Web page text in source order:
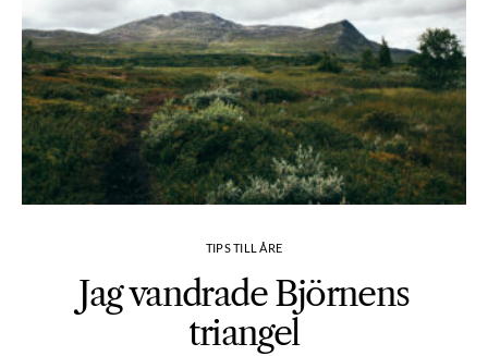
TIPS TILL ÅRE
Jag vandrade Björnens
triangel